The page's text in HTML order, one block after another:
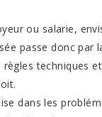
ou salarie,
passe donc par
techniques
dans les